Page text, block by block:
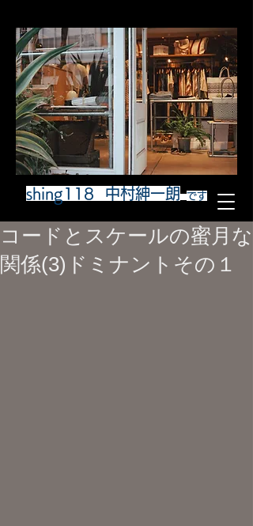
shing118 中村紳一朗 です
コードとスケールの蜜月な
関係(3)ドミナントその１